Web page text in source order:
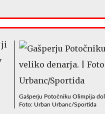
Gašperju Potočniku Olimpija
Foto: Urban Urbanc/Sportida
ji